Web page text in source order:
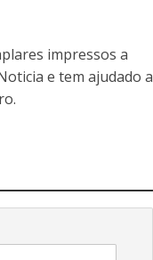
impressos a
e tem ajudado a